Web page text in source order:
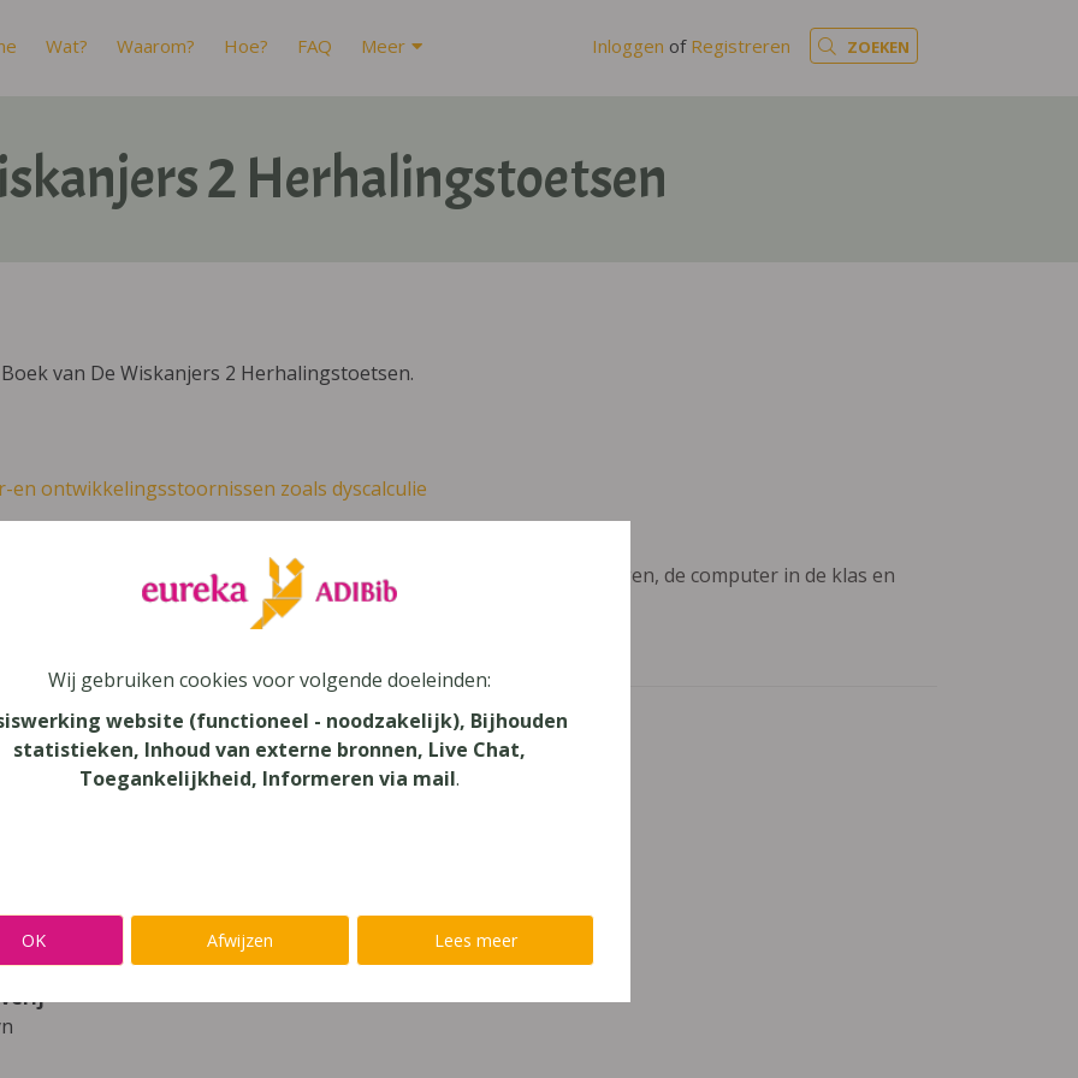
Wat? Waarom? Hoe? FAQ Meer Inloggen of Registreren ZOEKEN
2 Herhalingstoetsen
van De Wiskanjers 2 Herhalingstoetsen.
en ontwikkelingsstoornissen zoals dyscalculie
in je talent'
en lees meer over thema's als redelijke aanpassingen, de computer in de klas en
Wiskanjers 2 Herhalingstoetsen
Wij gebruiken cookies voor volgende doeleinden:
website (functioneel - noodzakelijk), Bijhouden
statistieken, Inhoud van externe bronnen, Live Chat,
Toegankelijkheid, Informeren via mail.
OK Afwijzen Lees meer